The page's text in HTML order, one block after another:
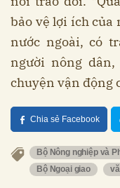
bảo vệ lợi ích của
nước ngoài, có
người nông
chuyện vận động
Chia sẻ Facebook
Bộ Nông nghiệp và
Bộ Ngoại giao